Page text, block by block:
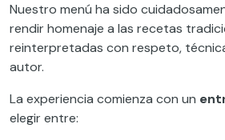
Nuestro menú ha sido
rendir homenaje a las recetas
reinterpretadas con respeto,
autor.
La experiencia comienza con un
elegir entre: